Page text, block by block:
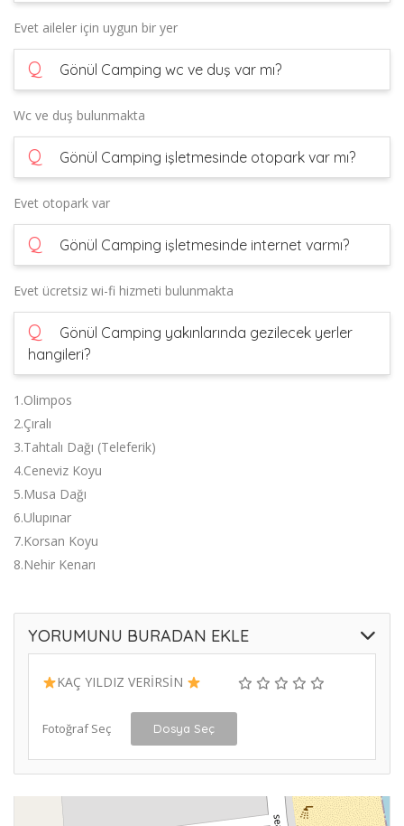
Evet aileler için uygun bir yer
Q Gönül Camping wc ve duş var mı?
Wc ve duş bulunmakta
Q Gönül Camping işletmesinde otopark var mı?
Evet otopark var
Q Gönül Camping işletmesinde internet varmı?
Evet ücretsiz wi-fi hizmeti bulunmakta
Q
Gönül Camping yakınlarında gezilecek yerler
hangileri?
1.Olimpos
2.Çıralı
3.Tahtalı Dağı (Teleferik)
4.Ceneviz Koyu
5.Musa Dağı
6.Ulupınar
7.Korsan Koyu
8.Nehir Kenarı
YORUMUNU BURADAN EKLE
KAÇ YILDIZ VERİRSİN
Fotoğraf Seç Dosya Seç